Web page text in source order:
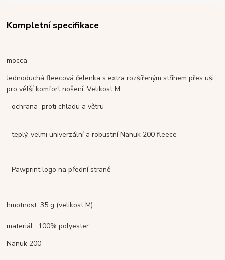
Kompletní specifikace
mocca
Jednoduchá fleecová čelenka s extra rozšířeným střihem přes uši
pro větší komfort nošení. Velikost M
- ochrana proti chladu a větru
- teplý, velmi univerzální a robustní Nanuk 200 fleece
- Pawprint logo na přední straně
hmotnost: 35 g (velikost M)
materiál : 100% polyester
Nanuk 200